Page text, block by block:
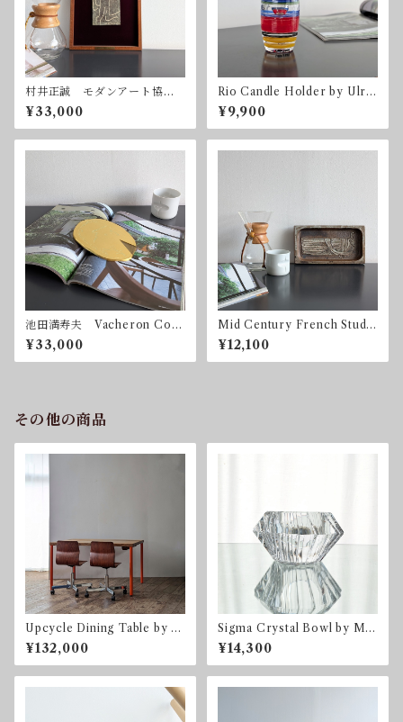
村井正誠 モダンアート協
会 30周年記念 1980年
¥33,000
Rio Candle Holder by Ulric
a Hydman Vallien for Kosta
Boda 2003 コスタ・ボダ
¥9,900
池田満寿夫 Vacheron Cons
tantin 1992 限定300
¥33,000
Mid Century French Studio
Ceramic Tiles by Roland Z
obel フランス
¥12,100
その他の商品
Upcycle Dining Table by so
nota ナラ オーク ダイニ
ングテーブル 1285 x 950 m
m
¥132,000
Sigma Crystal Bowl by Mar
tti Rytkönen for Orrefors
¥14,300